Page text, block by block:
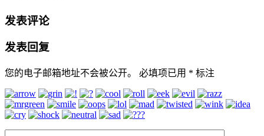
发表评论
发表回复
您的电子邮箱地址不会被公开。 必填项已用 * 标注